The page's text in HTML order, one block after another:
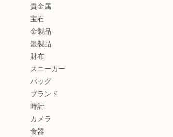
貴金属
宝石
金製品
銀製品
財布
スニーカー
バッグ
ブランド
時計
カメラ
食器